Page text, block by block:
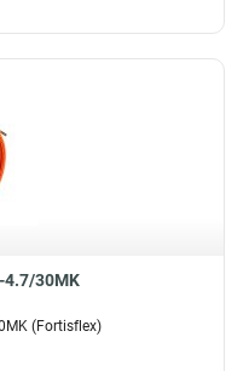
4.7/30MK
(Fortisflex)